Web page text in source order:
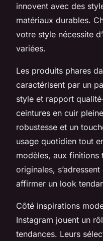
innovent avec des
matériaux durables.
votre style nécessite
variées.
Les produits phares
caractérisent par un
style et rapport
ceintures en cuir
robustesse et un
usage quotidien tout
modèles, aux finitions
originales,
affirmer un look
Côté inspirations
Instagram jouent un
tendances. Leurs